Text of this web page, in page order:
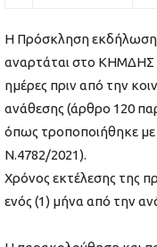
Η Πρόσκληση
αναρτάται στο ΚΗΜΔΗΣ
ημέρες πριν από την
ανάθεσης (άρθρο 120
όπως τροποποιήθηκε
Ν.4782/2021).
Χρόνος εκτέλεσης της
ενός (1) μήνα από την